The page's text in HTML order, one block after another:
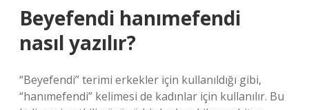
Beyefendi hanımefendi
nasıl yazılır?
“Beyefendi” terimi erkekler için kullanıldığı gibi,
“hanımefendi” kelimesi de kadınlar için kullanılır. Bu